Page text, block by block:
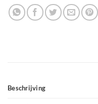
Beschrijving